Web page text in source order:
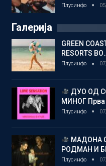
Плусинфо
Галерија
GREEN
RESORTS
Плусинфо
ДУО ОД
МИНОГ Прва
Плусинфо
МАДОНА
РОДМАН И
Плусинфо